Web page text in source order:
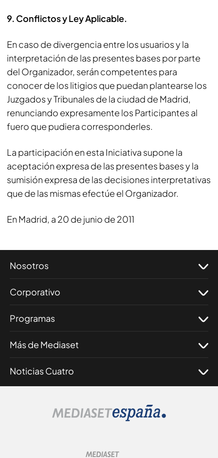
9. Conflictos y Ley Aplicable.
En caso de divergencia entre los usuarios y la
interpretación de las presentes bases por parte
del Organizador, serán competentes para
conocer de los litigios que puedan plantearse los
Juzgados y Tribunales de la ciudad de Madrid,
renunciando expresamente los Participantes al
fuero que pudiera corresponderles.
La participación en esta Iniciativa supone la
aceptación expresa de las presentes bases y la
sumisión expresa de las decisiones interpretativas
que de las mismas efectúe el Organizador.
En Madrid, a 20 de junio de 2011
Nosotros
Corporativo
Programas
Más de Mediaset
Noticias Cuatro